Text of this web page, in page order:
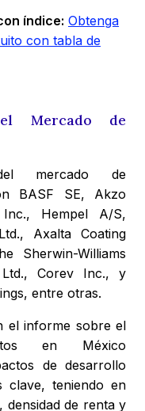
índice: Obtenga
con tabla de
Mercado de
mercado de
BASF SE, Akzo
Hempel A/S,
Axalta Coating
Sherwin-Williams
Ltd., Corev Inc., y
entre otras.
el informe sobre el
en México
de desarrollo
clave, teniendo en
densidad de renta y